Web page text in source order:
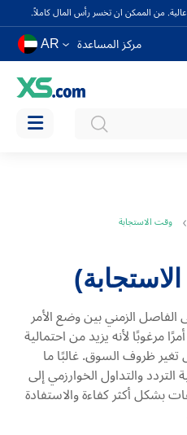
من الممكن ان تخسر رأس المال كاملاً.
مركز المساعدة AR
وقت الاستجابة
الفاصل الزمني بين وضع الأمر
مرغوبًا لأنه يزيد من احتمالية
ظروف السوق. غالبًا ما
والتداول الخوارزمي إلى
بشكل أكثر كفاءة والاستفادة